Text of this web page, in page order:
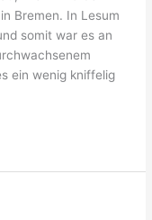
Bremen. In Lesum
somit war es an
ein wenig kniffelig